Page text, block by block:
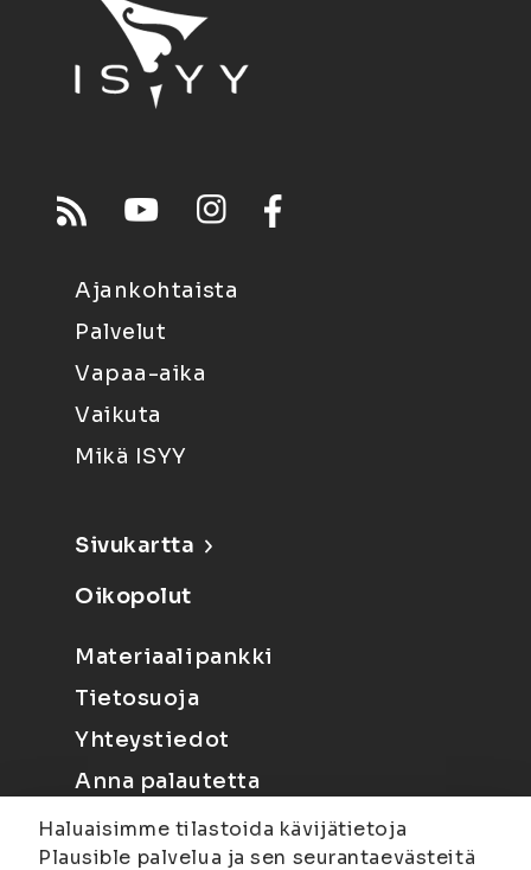
Ajankohtaista
Palvelut
Vapaa-aika
Vaikuta
Mikä ISYY
Sivukartta
Oikopolut
Materiaalipankki
Tietosuoja
Yhteystiedot
Anna palautetta
Haluaisimme tilastoida kävijätietoja
Plausible palvelua ja sen seurantaevästeitä